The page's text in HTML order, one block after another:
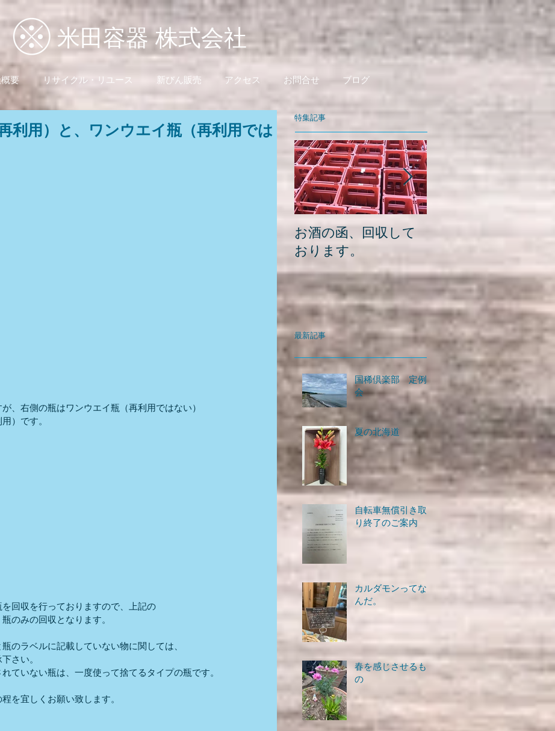
米田容器 株式会社
要 リサイクル・リユース 新びん販売 アクセス お問合せ ブログ
利用）と、ワンウエイ瓶（再利用では
、右側の瓶はワンウエイ瓶（再利用ではない）
）です。
回収を行っておりますので、上記の
のみの回収となります。
のラベルに記載していない物に関しては、
さい。
ていない瓶は、一度使って捨てるタイプの瓶です。
を宜しくお願い致します。
特集記事
お酒の函、回収して
おります。
最新記事
国稀倶楽部 定例
会
夏の北海道
自転車無償引き取
り終了のご案内
カルダモンってな
んだ。
春を感じさせるも
の